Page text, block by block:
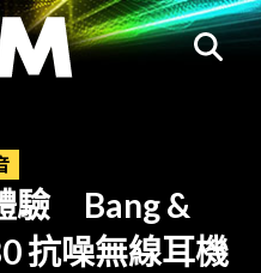
驗 Bang &
抗噪無線耳機